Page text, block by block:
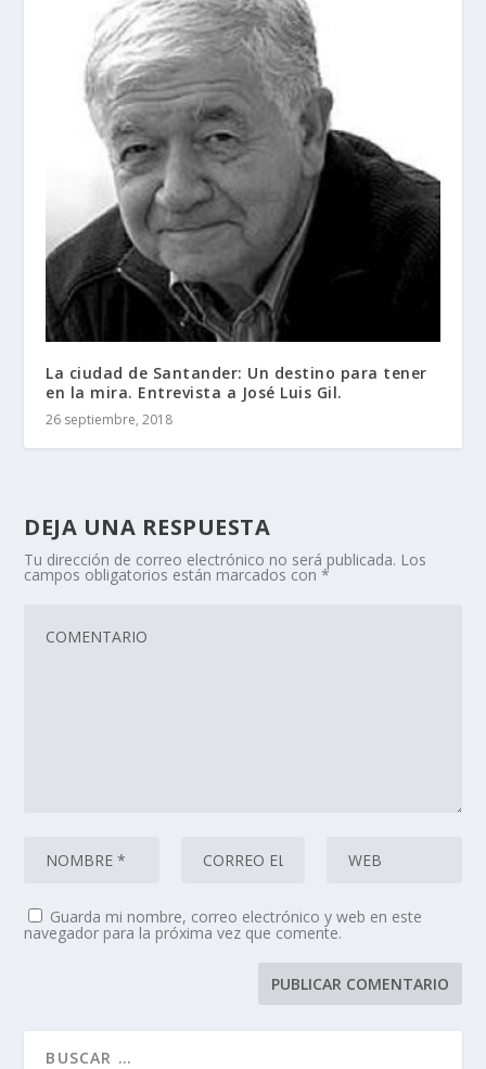
La ciudad de Santander: Un destino para tener
en la mira. Entrevista a José Luis Gil.
26 septiembre, 2018
DEJA UNA RESPUESTA
Tu dirección de correo electrónico no será publicada. Los
campos obligatorios están marcados con*
Guarda mi nombre, correo electrónico y web en este
navegador para la próxima vez que comente.